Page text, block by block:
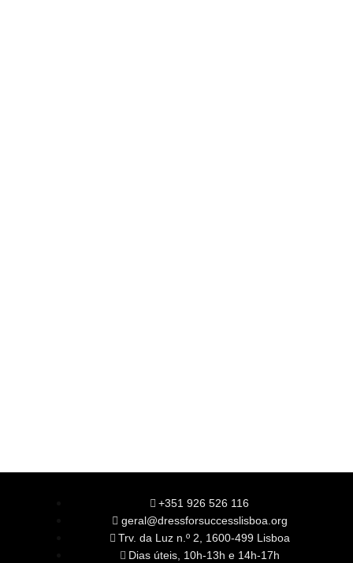
+351 926 526 116
geral@dressforsuccesslisboa.org
Trv. da Luz n.º 2, 1600-499 Lisboa
Dias úteis, 10h-13h e 14h-17h